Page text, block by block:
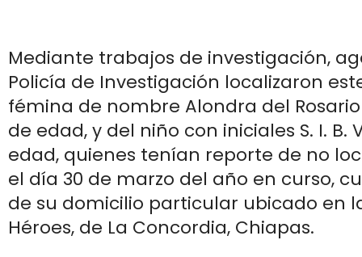
Mediante trabajos de investigación,
Policía de Investigación localizaron
fémina de nombre Alondra del Rosario
de edad, y del niño con iniciales S. I. B.
edad, quienes tenían reporte de no
el día 30 de marzo del año en curso,
de su domicilio particular ubicado en
Héroes, de La Concordia, Chiapas.